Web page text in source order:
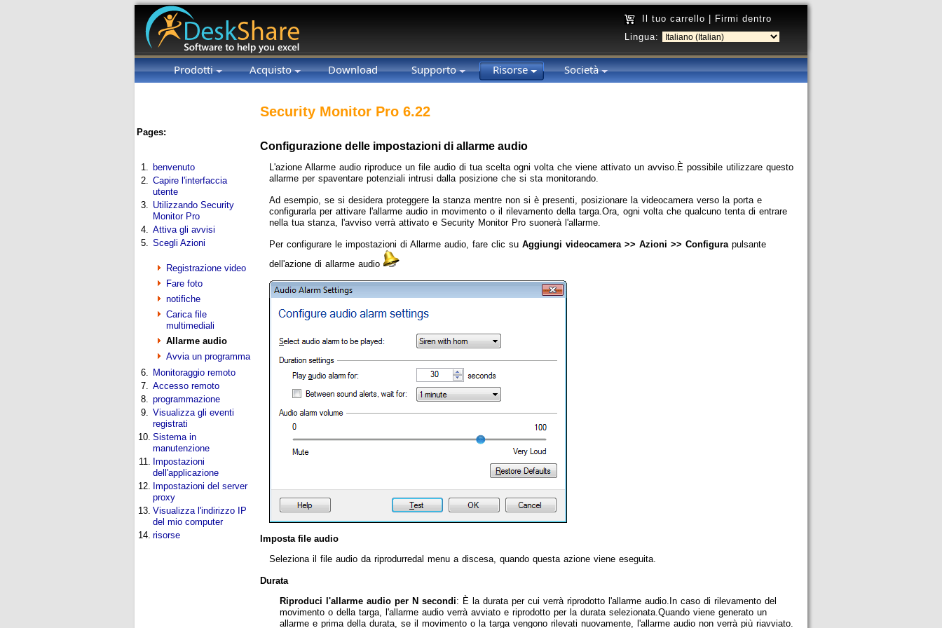
Il tuo carrello
Firmi dentro
Lingua:
Prodotti Acquisto Download Supporto Risorse Società
Pages:
1.
benvenuto
2.
Capire l'interfaccia
utente
3.
Utilizzando Security
Monitor Pro
4.
Attiva gli avvisi
5.
Scegli Azioni
Registrazione video
Fare foto
notifiche
Carica file
multimediali
Allarme audio
Avvia un programma
6.
Monitoraggio remoto
7.
Accesso remoto
8.
programmazione
9.
Visualizza gli eventi
registrati
10. Sistema in
manutenzione
11.
Impostazioni
dell'applicazione
12.
Impostazioni del server
proxy
13. Visualizza l'indirizzo IP
del mio computer
14. risorse
Security Monitor Pro 6.22
Configurazione delle impostazioni di allarme audio
L'azione Allarme audio riproduce un file audio di tua scelta ogni volta che viene attivato un avviso.È possibile utilizzare questo
allarme per spaventare potenziali intrusi dalla posizione che si sta monitorando.
Ad esempio, se si desidera proteggere la stanza mentre non si è presenti, posizionare la videocamera verso la porta e
configurarla per attivare l'allarme audio in movimento o il rilevamento della targa.Ora, ogni volta che qualcuno tenta di entrare
nella tua stanza, l'avviso verrà attivato e Security Monitor Pro suonerà l'allarme.
Per configurare le impostazioni di Allarme audio, fare clic su Aggiungi videocamera >> Azioni >> Configura pulsante
dell'azione di allarme audio
Imposta file audio
Seleziona il file audio da riprodurredal menu a discesa, quando questa azione viene eseguita.
Durata
Riproduci l'allarme audio per N secondi: È la durata per cui verrà riprodotto l'allarme audio.In caso di rilevamento del
movimento o della targa, l'allarme audio verrà avviato e riprodotto per la durata selezionata.Quando viene generato un
allarme e prima della durata, se il movimento o la targa vengono rilevati nuovamente, l'allarme audio non verrà più riavviato.